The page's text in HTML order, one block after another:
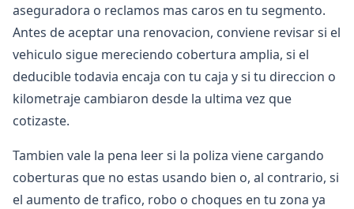
aseguradora o reclamos mas caros en tu segmento.
Antes de aceptar una renovacion, conviene revisar si el
vehiculo sigue mereciendo cobertura amplia, si el
deducible todavia encaja con tu caja y si tu direccion o
kilometraje cambiaron desde la ultima vez que
cotizaste.
Tambien vale la pena leer si la poliza viene cargando
coberturas que no estas usando bien o, al contrario, si
el aumento de trafico, robo o choques en tu zona ya